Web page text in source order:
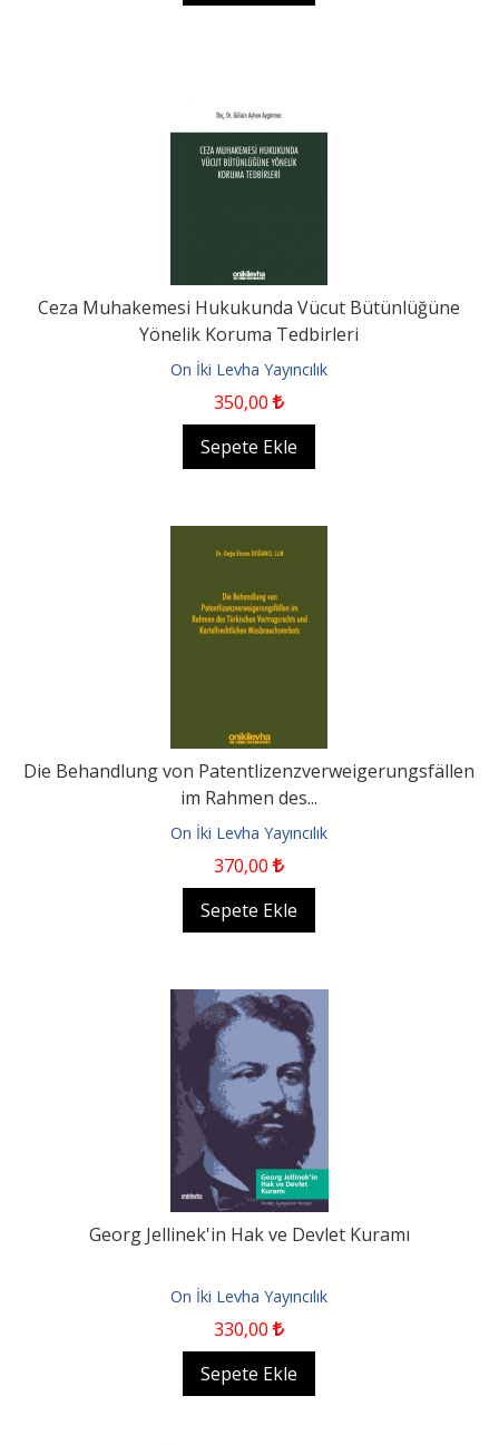
Ceza Muhakemesi Hukukunda Vücut Bütünlüğüne
Yönelik Koruma Tedbirleri
On İki Levha Yayıncılık
350,00
Sepete Ekle
Die Behandlung von Patentlizenzverweigerungsfällen
im Rahmen des...
On İki Levha Yayıncılık
370,00
Sepete Ekle
Georg Jellinek'in Hak ve Devlet Kuramı
On İki Levha Yayıncılık
330,00
Sepete Ekle